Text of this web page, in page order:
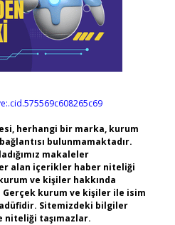
herhangi bir marka, kurum
bulunmamaktadır.
makaleler
alan içerikler haber niteliği
ve kişiler hakkında
Gerçek kurum ve kişiler ile isim
Sitemizdeki bilgiler
niteliği taşımazlar.